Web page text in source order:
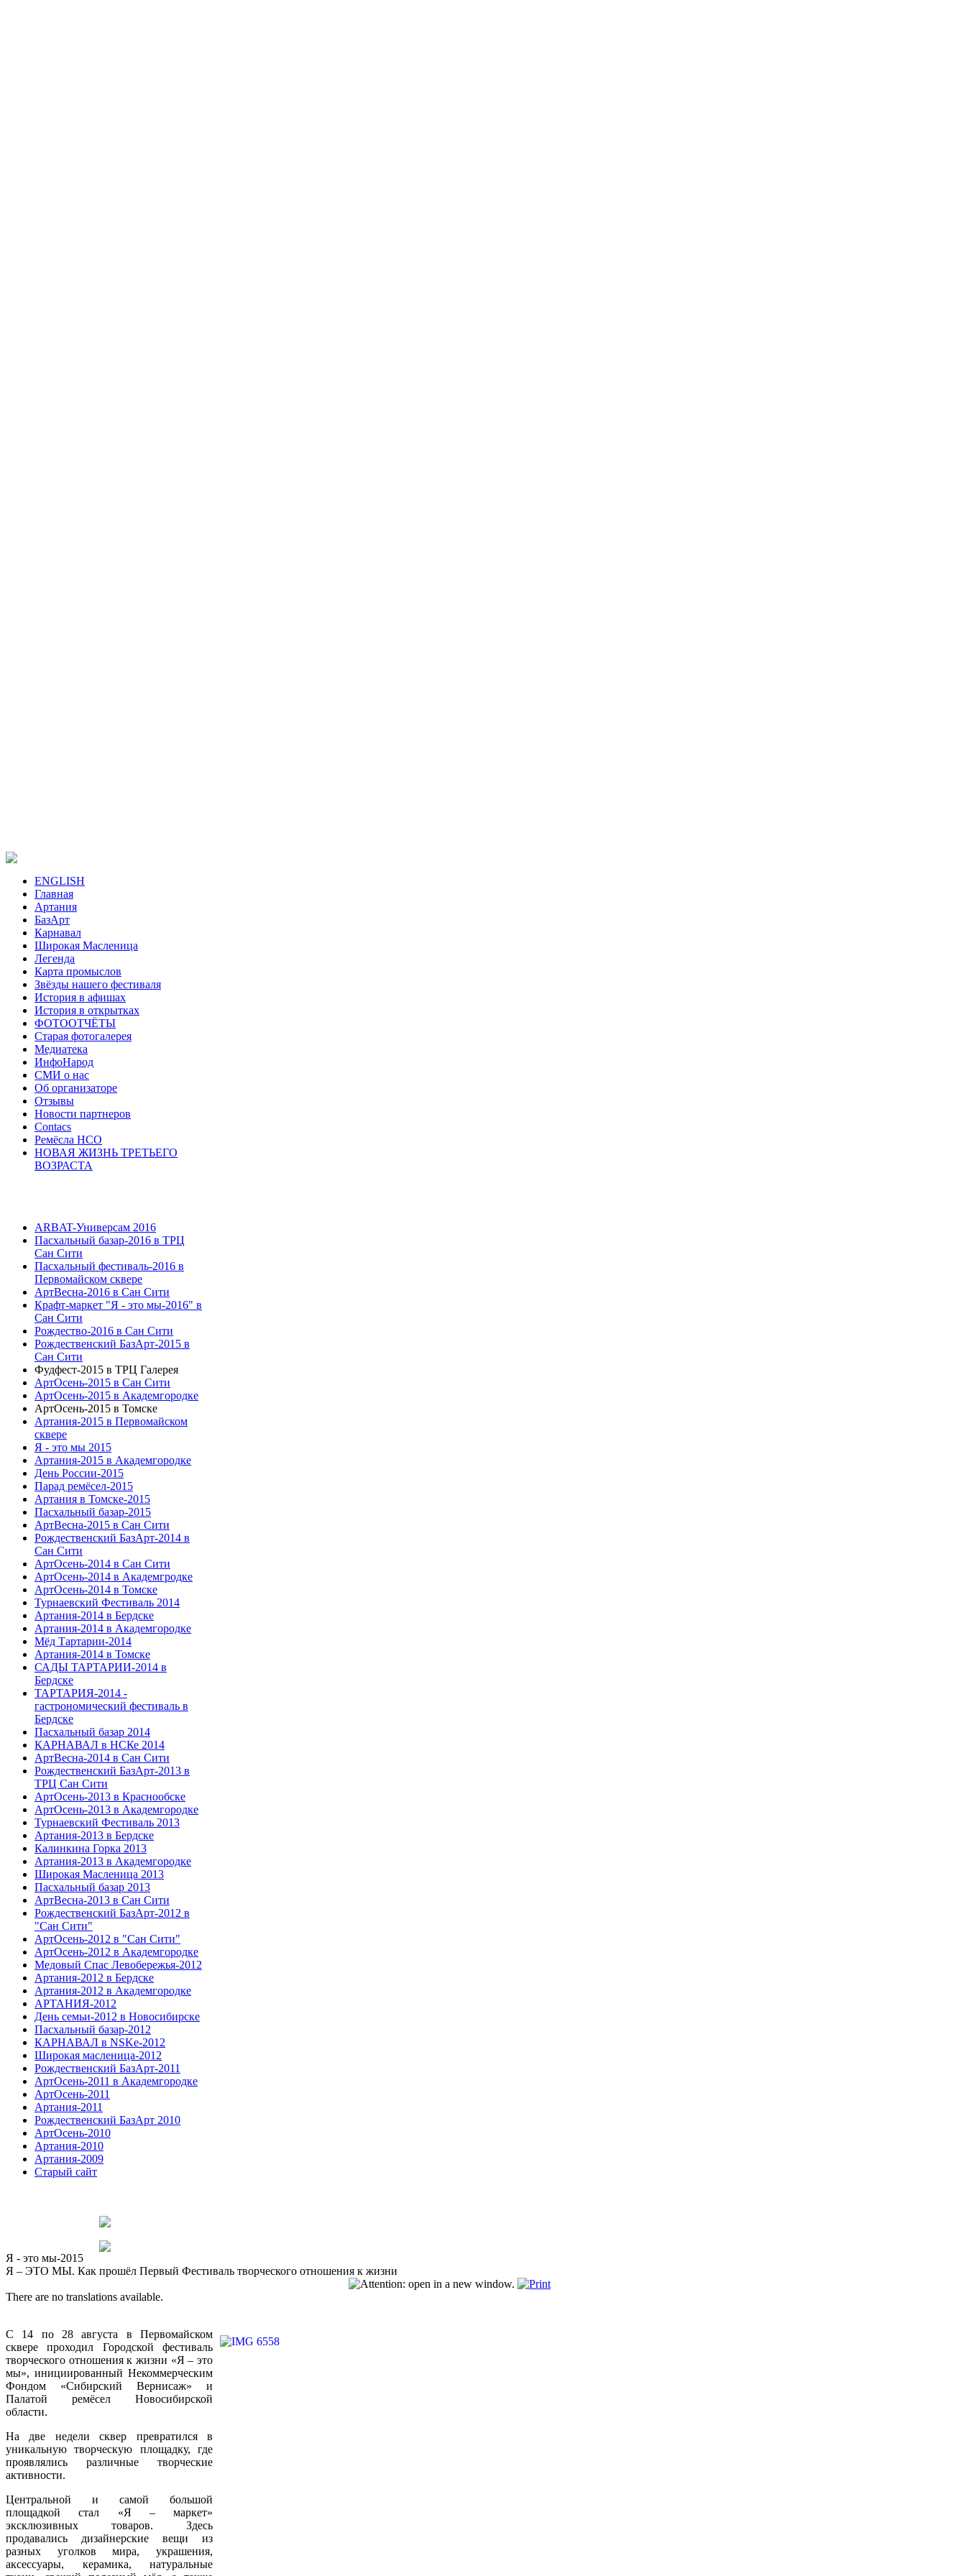
ENGLISH
Главная
Артания
БазАрт
Карнавал
Широкая Масленица
Легенда
Карта промыслов
Звёзды нашего фестиваля
История в афишах
История в открытках
ФОТООТЧЁТЫ
Старая фотогалерея
Медиатека
ИнфоНарод
СМИ о нас
Об организаторе
Отзывы
Новости партнеров
Contacs
Ремёсла НСО
НОВАЯ ЖИЗНЬ ТРЕТЬЕГО
ВОЗРАСТА
ARBAT-Универсам 2016
Пасхальный базар-2016 в ТРЦ
Сан Сити
Пасхальный фестиваль-2016 в
Первомайском сквере
АртВесна-2016 в Сан Сити
Крафт-маркет "Я - это мы-2016" в
Сан Сити
Рождество-2016 в Сан Сити
Рождественский БазАрт-2015 в
Сан Сити
Фудфест-2015 в ТРЦ Галерея
АртОсень-2015 в Сан Сити
АртОсень-2015 в Академгородке
АртОсень-2015 в Томске
Артания-2015 в Первомайском
сквере
Я - это мы 2015
Артания-2015 в Академгородке
День России-2015
Парад ремёсел-2015
Артания в Томске-2015
Пасхальный базар-2015
АртВесна-2015 в Сан Сити
Рождественский БазАрт-2014 в
Сан Сити
АртОсень-2014 в Сан Сити
АртОсень-2014 в Академгродке
АртОсень-2014 в Томске
Турнаевский Фестиваль 2014
Артания-2014 в Бердске
Артания-2014 в Академгородке
Мёд Тартарии-2014
Артания-2014 в Томске
САДЫ ТАРТАРИИ-2014 в
Бердске
ТАРТАРИЯ-2014 -
гастрономический фестиваль в
Бердске
Пасхальный базар 2014
КАРНАВАЛ в НСКе 2014
АртВесна-2014 в Сан Сити
Рождественский БазАрт-2013 в
ТРЦ Сан Сити
АртОсень-2013 в Краснообске
АртОсень-2013 в Академгородке
Турнаевский Фестиваль 2013
Артания-2013 в Бердске
Калинкина Горка 2013
Артания-2013 в Академгородке
Широкая Масленица 2013
Пасхальный базар 2013
АртВесна-2013 в Сан Сити
Рождественский БазАрт-2012 в
"Сан Сити"
АртОсень-2012 в "Сан Сити"
АртОсень-2012 в Академгородке
Медовый Спас Левобережья-2012
Артания-2012 в Бердске
Артания-2012 в Академгородке
АРТАНИЯ-2012
День семьи-2012 в Новосибирске
Пасхальный базар-2012
КАРНАВАЛ в NSKe-2012
Широкая масленица-2012
Рождественский БазАрт-2011
АртОсень-2011 в Академгородке
АртОсень-2011
Артания-2011
Рождественский БазАрт 2010
АртОсень-2010
Артания-2010
Артания-2009
Старый сайт
Я - это мы-2015
Я – ЭТО МЫ. Как прошёл Первый Фестиваль творческого отношения к жизни
There are no translations available.
C 14 по 28 августа в Первомайском
сквере проходил Городской фестиваль
творческого отношения к жизни «Я – это
мы», инициированный Некоммерческим
Фондом «Сибирский Вернисаж» и
Палатой ремёсел Новосибирской
области.
На две недели сквер превратился в
уникальную творческую площадку, где
проявлялись различные творческие
активности.
Центральной и самой большой
площадкой стал «Я – маркет»
эксклюзивных товаров. Здесь
продавались дизайнерские вещи из
разных уголков мира, украшения,
аксессуары, керамика, натуральные